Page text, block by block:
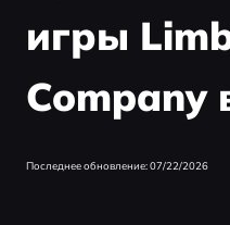
игры
Company
Последнее обновление: 07/22/2026